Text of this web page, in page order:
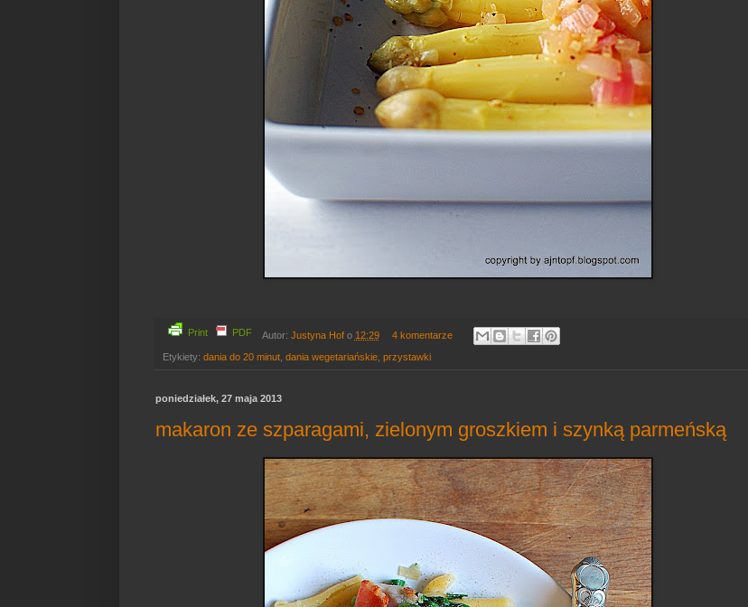
Print PDF Autor: Justyna Hof o 12:29 4 komentarze
Etykiety: dania do 20 minut dania wegetariańskie przystawki
poniedziałek, 27 maja 2013
makaron ze szparagami, zielonym groszkiem i szynką parmeńską